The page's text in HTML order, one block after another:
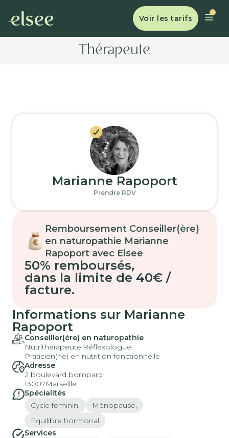
Voir les tarifs
Thérapeute
Marianne Rapoport
Prendre RDV
Remboursement Conseiller(ère)
en naturopathie Marianne
Rapoport avec Elsee
50% remboursés,
dans la limite de 40€ /
facture.
Informations sur Marianne
Rapoport
Conseiller(ère) en naturopathie
Nutrithérapeute,Réflexologue,
Praticien(ne) en nutrition fonctionnelle
Adresse
2 boulevard bompard
13007Marseille
Spécialités
Cycle féminin,
Ménopause,
Equilibre hormonal
Services